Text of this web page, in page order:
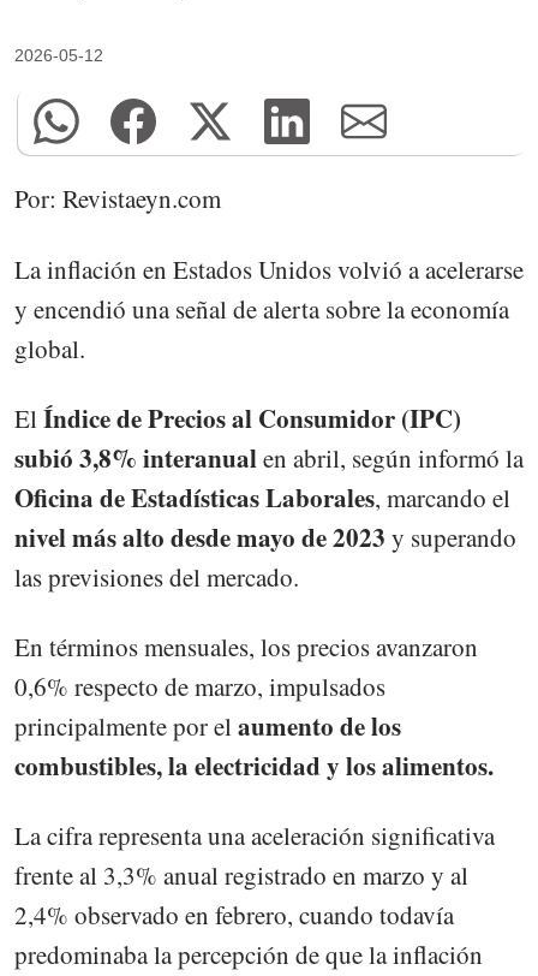
2026-05-12
Por: Revistaeyn.com
La inflación en Estados Unidos volvió a acelerarse
y encendió una señal de alerta sobre la economía
global.
ElÍndice de Precios al Consumidor (IPC)
subió 3,8% interanualen abril, según informó la
Oficina de Estadísticas Laborales, marcando el
nivel más alto desde mayo de 2023 y superando
las previsiones del mercado.
En términos mensuales, los precios avanzaron
0,6% respecto de marzo, impulsados
principalmente por elaumento de los
combustibles, la electricidad y los alimentos.
La cifra representa una aceleración significativa
frente al 3,3% anual registrado en marzo y al
2,4% observado en febrero, cuando todavía
predominaba la percepción de que la inflación